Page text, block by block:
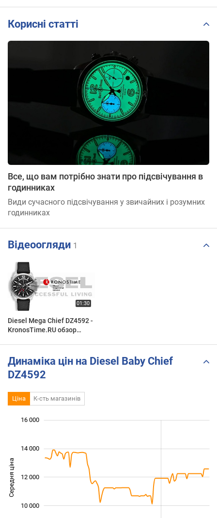
Корисні статті
Все, що вам потрібно знати про підсвічування в
годинниках
Види сучасного підсвічування у звичайних і розумних
годинниках
Відеоогляди 1
Diesel Mega Chief DZ4592 -
KronosTime.RU обзор
Динаміка цін на Diesel Baby Chief
DZ4592
Ціна К-сть магазинів
Середня ціна 10 000
10 000
12 000
14 000
16 000